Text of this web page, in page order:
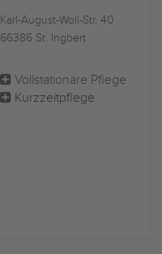
Karl-August-Woll-Str. 40
66386 St. Ingbert
Vollstationäre Pflege
Kurzzeitpflege